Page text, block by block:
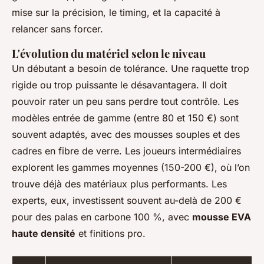
mise sur la précision, le timing, et la capacité à
relancer sans forcer.
L'évolution du matériel selon le niveau
Un débutant a besoin de tolérance. Une raquette trop
rigide ou trop puissante le désavantagera. Il doit
pouvoir rater un peu sans perdre tout contrôle. Les
modèles entrée de gamme (entre 80 et 150 €) sont
souvent adaptés, avec des mousses souples et des
cadres en fibre de verre. Les joueurs intermédiaires
explorent les gammes moyennes (150-200 €), où l’on
trouve déjà des matériaux plus performants. Les
experts, eux, investissent souvent au-delà de 200 €
pour des palas en carbone 100 %, avec mousse EVA
haute densité et finitions pro.